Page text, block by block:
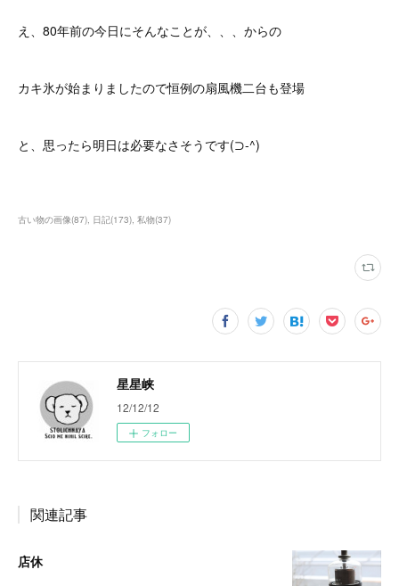
え、80年前の今日にそんなことが、、、からの
カキ氷が始まりましたので恒例の扇風機二台も登場
と、思ったら明日は必要なさそうです(⊃-^)
古い物の画像(87) 日記(173) 私物(37)
星星峡
12/12/12
フォロー
関連記事
店休